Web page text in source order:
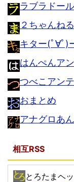
ラブラドー
２ちゃんね
キター(ﾟ∀ﾟ)
はんぺんア
つべこアン
おまとめ
アナグロあ
相互RSS
とろたまヘ